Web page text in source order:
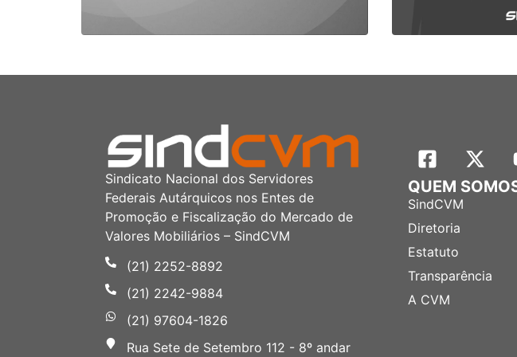
Sindicato Nacional dos Servidores
Federais Autárquicos nos Entes de
Promoção e Fiscalização do Mercado de
Valores Mobiliários – SindCVM
(21) 2252-8892
(21) 2242-9884
(21) 97604-1826
Rua Sete de Setembro 112 - 8º andar
QUEM
SindCVM
Diretoria
Estatuto
Transparência
A CVM